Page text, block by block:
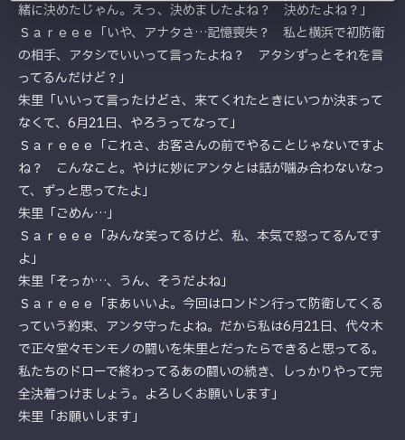
緒に決めたじゃん。えっ、決めましたよね？ 決めたよね？」
Ｓａｒｅｅｅ「いや、アナタさ…記憶喪失？ 私と横浜で初防衛
の相手、アタシでいいって言ったよね？ アタシずっとそれを言
ってるんだけど？」
朱里「いいって言ったけどさ、来てくれたときにいつか決まって
なくて、6月21日、やろうってなって」
Ｓａｒｅｅｅ「これさ、お客さんの前でやることじゃないですよ
ね？ こんなこと。やけに妙にアンタとは話が噛み合わないなっ
て、ずっと思ってたよ」
朱里「ごめん…」
Ｓａｒｅｅｅ「みんな笑ってるけど、私、本気で怒ってるんです
よ」
朱里「そっか…、うん、そうだよね」
Ｓａｒｅｅｅ「まあいいよ。今回はロンドン行って防衛してくる
っていう約束、アンタ守ったよね。だから私は6月21日、代々木
で正々堂々モンモノの闘いを朱里とだったらできると思ってる。
私たちのドローで終わってるあの闘いの続き、しっかりやって完
全決着つけましょう。よろしくお願いします」
朱里「お願いします」